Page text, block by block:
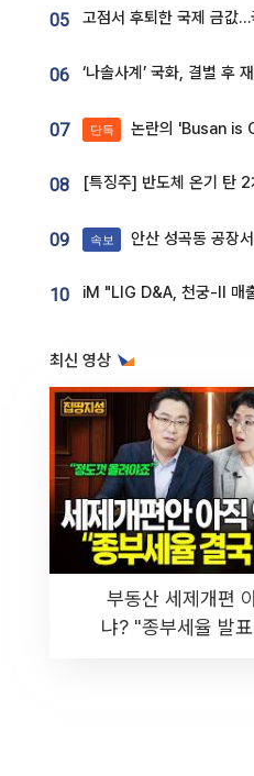
05 고점서 후퇴한 국제 금값
06
07 단독 논란의 'Busan is Good'…8억 도시브랜
08
09 속보 안산 성곡동 공장서 화
10
최신 영상
부동산 세제개편
냐? "종부세율 발